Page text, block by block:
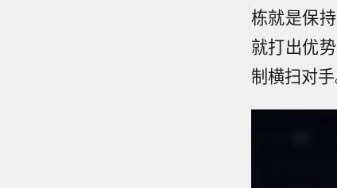
栋就是保
就打出优
制横扫对